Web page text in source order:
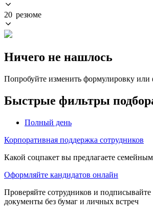
20 резюме
Ничего не нашлось
Попробуйте изменить формулировку или
Быстрые фильтры
Полный день
Корпоративная поддержка сотрудников
Какой соцпакет вы предлагаете
Оформляйте кандидатов онлайн
Проверяйте сотрудников и
документы без бумаг и личных встреч